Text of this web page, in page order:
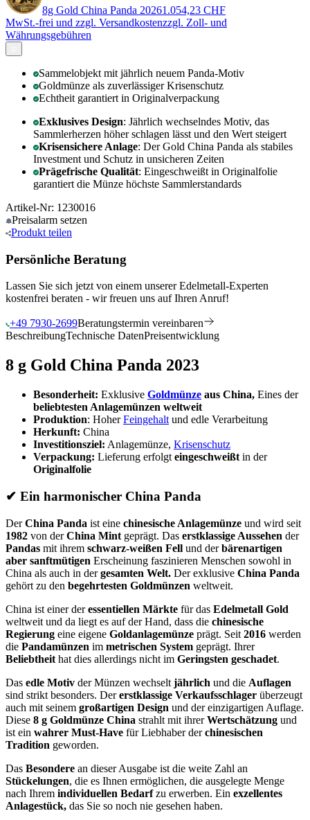
8g Gold China Panda 20261.054,23 CHF
MwSt.-frei und zzgl. Versandkostenzzgl. Zoll- und
Währungsgebühren
Sammelobjekt mit jährlich neuem Panda-Motiv
Goldmünze als zuverlässiger Krisenschutz
Echtheit garantiert in Originalverpackung
Exklusives Design: Jährlich wechselndes Motiv, das
Sammlerherzen höher schlagen lässt und den Wert steigert
Krisensichere Anlage: Der Gold China Panda als stabiles
Investment und Schutz in unsicheren Zeiten
Prägefrische Qualität: Eingeschweißt in Originalfolie
garantiert die Münze höchste Sammlerstandards
Artikel-Nr: 1230016
Preisalarm setzen
Produkt teilen
Persönliche Beratung
Lassen Sie sich jetzt von einem unserer Edelmetall-Experten
kostenfrei beraten - wir freuen uns auf Ihren Anruf!
+49 7930-2699Beratungstermin vereinbaren
BeschreibungTechnische DatenPreisentwicklung
8 g Gold China Panda 2023
Besonderheit: Exklusive Goldmünze aus China, Eines der
beliebtesten Anlagemünzen weltweit
Produktion: HoherFeingehalt und edle Verarbeitung
Herkunft: China
Investitionsziel: Anlagemünze, Krisenschutz
Verpackung: Lieferung erfolgt eingeschweißt in der
Originalfolie
✔ Ein harmonischer China Panda
DerChina Panda ist eine chinesische Anlagemünze und wird seit
1982 von derChina Mint geprägt. Das erstklassige Aussehen der
Pandas mit ihrem schwarz-weißen Fell und derbärenartigen
aber sanftmütigen Erscheinung faszinieren Menschen sowohl in
China als auch in dergesamten Welt. Der exklusive China Panda
gehört zu den begehrtesten Goldmünzen weltweit.
China ist einer deressentiellen Märkte für das Edelmetall Gold
weltweit und da liegt es auf der Hand, dass die chinesische
Regierung eine eigene Goldanlagemünze prägt. Seit 2016 werden
die Pandamünzen im metrischen System geprägt. Ihrer
Beliebtheit hat dies allerdings nicht im Geringsten geschadet.
Das edle Motiv der Münzen wechselt jährlich und die Auflagen
sind strikt besonders. Dererstklassige Verkaufsschlager überzeugt
auch mit seinem großartigen Design und der einzigartigen Auflage.
Diese 8 g Goldmünze China strahlt mit ihrerWertschätzung und
ist ein wahrer Must-Have für Liebhaber derchinesischen
Tradition geworden.
Das Besondere an dieser Ausgabe ist die weite Zahl an
Stückelungen, die es Ihnen ermöglichen, die ausgelegte Menge
nach Ihrem individuellen Bedarfzu erwerben. Ein exzellentes
Anlagestück, das Sie so noch nie gesehen haben.